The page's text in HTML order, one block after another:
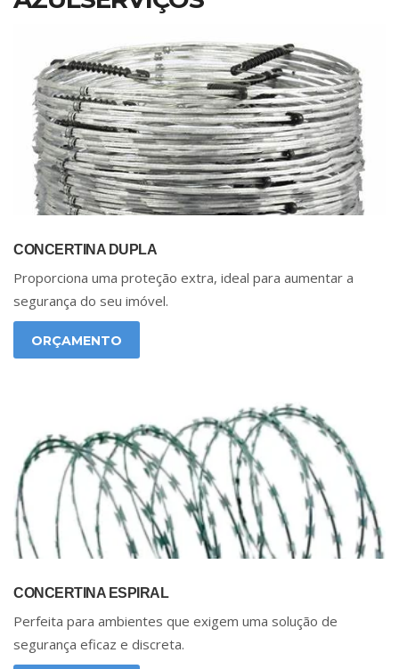
CONCERTINA DUPLA
Proporciona uma proteção extra, ideal para aumentar a
segurança do seu imóvel.
ORÇAMENTO
CONCERTINA ESPIRAL
Perfeita para ambientes que exigem uma solução de
segurança eficaz e discreta.